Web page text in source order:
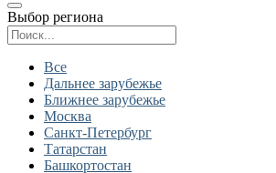
Выбор региона
Все
Дальнее зарубежье
Ближнее зарубежье
Москва
Санкт-Петербург
Татарстан
Башкортостан